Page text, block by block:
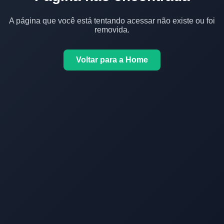
A página que você está tentando acessar não existe ou foi
removida.
Voltar para a Home